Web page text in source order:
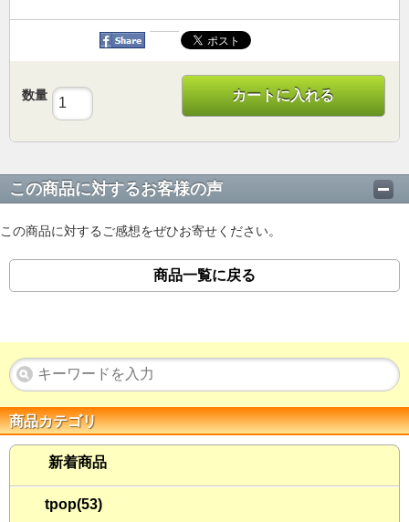
数量 カートに入れる
この商品に対するお客様の声
この商品に対するご感想をぜひお寄せください。
商品一覧に戻る
商品カテゴリ
新着商品
tpop(53)